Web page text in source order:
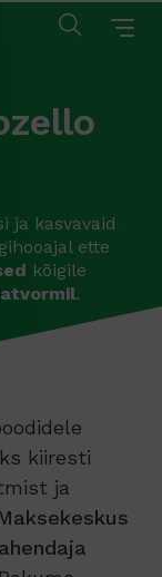
ja kasvavaid
ette
kõigile
.
kiiresti
ja